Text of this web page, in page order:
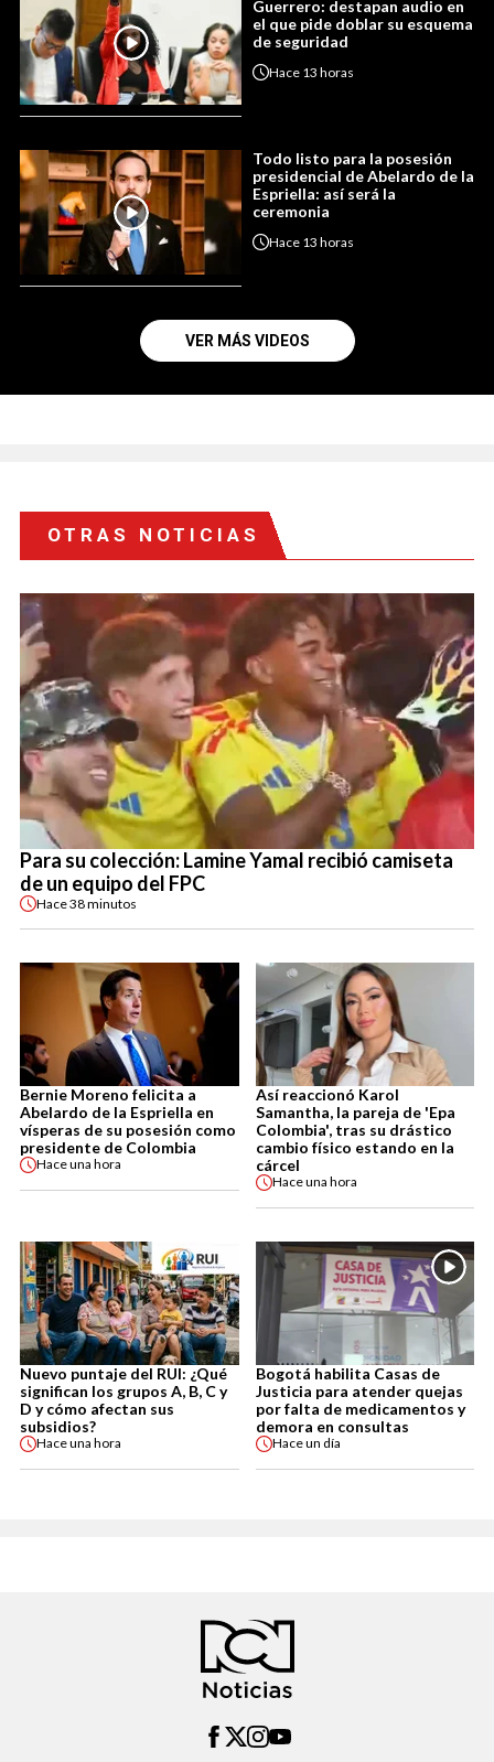
Guerrero: destapan audio en
el que pide doblar su esquema
de seguridad
Hace 13 horas
Todo listo para la posesión
presidencial de Abelardo de la
Espriella: así será la
ceremonia
Hace 13 horas
VER MÁS VIDEOS
OTRAS NOTICIAS
Para su colección: Lamine Yamal recibió camiseta
de un equipo del FPC
Hace38 minutos
Bernie Moreno felicita a
Abelardo de la Espriella en
vísperas de su posesión como
presidente de Colombia
Haceuna hora
Así reaccionó Karol
Samantha, la pareja de 'Epa
Colombia', tras su drástico
cambio físico estando en la
cárcel
Haceuna hora
Nuevo puntaje del RUI: ¿Qué
significan los grupos A, B, C y
D y cómo afectan sus
subsidios?
Haceuna hora
Bogotá habilita Casas de
Justicia para atender quejas
por falta de medicamentos y
demora en consultas
Haceun día